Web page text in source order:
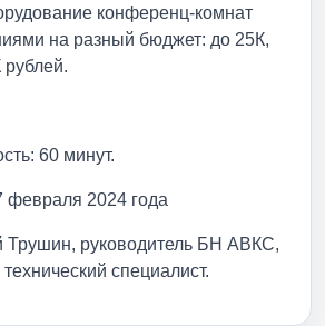
конференц-комнат
на разный бюджет: до 25К,
60 минут.
февраля 2024 года
Трушин, руководитель БН АВКС,
специалист.